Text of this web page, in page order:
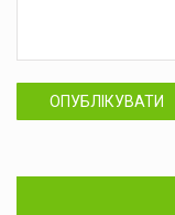
ОПУБЛІКУВАТИ